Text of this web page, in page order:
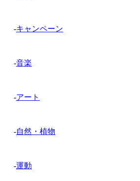
-キャンペーン
-音楽
-アート
-自然・植物
-運動